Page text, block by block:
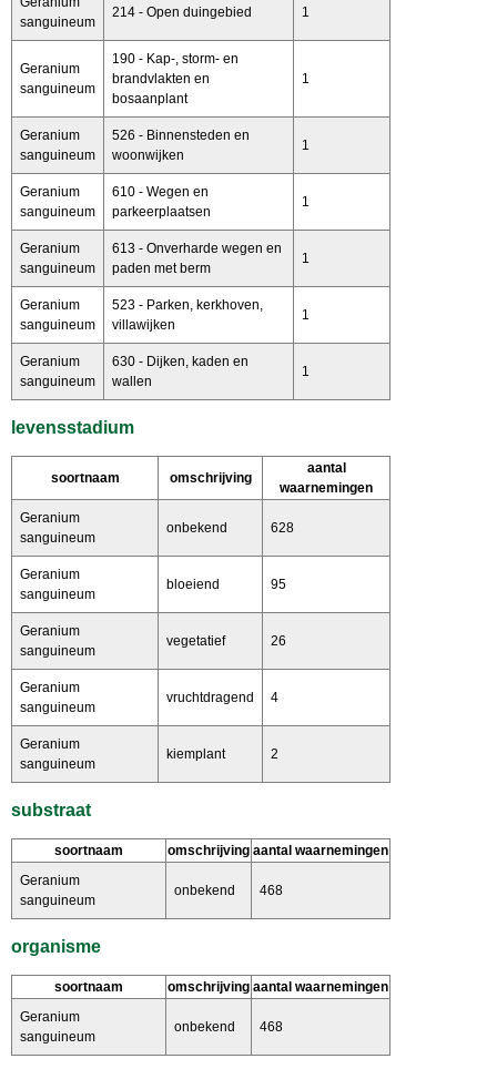
sanguineum
214 - Open duingebied 1
Geranium
sanguineum
190 - Kap-, storm- en
brandvlakten en
bosaanplant
1
Geranium
sanguineum
526 - Binnensteden en
woonwijken
1
Geranium
sanguineum
610 - Wegen en
parkeerplaatsen
1
Geranium
sanguineum
613 - Onverharde wegen en
paden met berm
1
Geranium
sanguineum
523 - Parken, kerkhoven,
villawijken
1
Geranium
sanguineum
630 - Dijken, kaden en
wallen
1
levensstadium
soortnaam omschrijving
aantal
waarnemingen
Geranium
sanguineum
onbekend 628
Geranium
sanguineum
bloeiend 95
Geranium
sanguineum
vegetatief 26
Geranium
sanguineum
vruchtdragend 4
Geranium
sanguineum
kiemplant 2
substraat
soortnaam omschrijving aantal waarnemingen
Geranium
sanguineum
onbekend 468
organisme
soortnaam omschrijving aantal waarnemingen
Geranium
sanguineum
onbekend 468